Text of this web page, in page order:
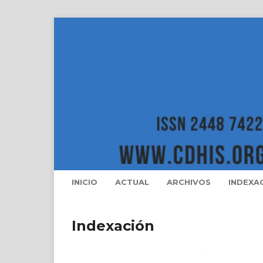
INICIO ACTUAL ARCHIVOS
Indexación